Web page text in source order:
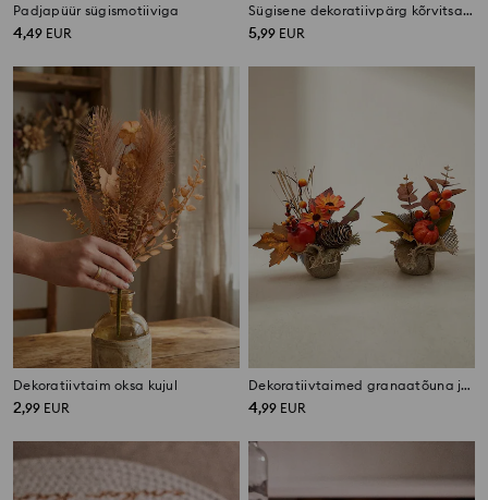
Padjapüür sügismotiiviga
4,49 EUR
Sügisene dekoratiivpärg kõrvitsate ja lehtedega
5,99 EUR
Dekoratiivtaim oksa kujul
2,99 EUR
Dekoratiivtaimed granaatõuna ja kõrvitsa motiiviga džuudikotis
4,99 EUR